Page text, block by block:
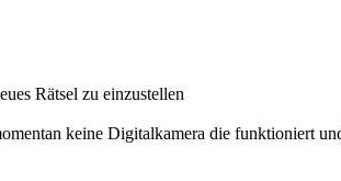
Rätsel zu einzustellen
keine Digitalkamera die funktioniert